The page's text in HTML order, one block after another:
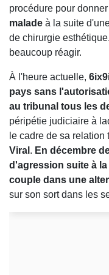
procédure pour
malade à la suite
de chirurgie
beaucoup réagir.
À l'heure actuelle,
pays sans
au tribunal tous les
péripétie judiciaire à
le cadre de sa
Viral . En décembre
d'agression suite à
couple dans une
sur son sort dans les